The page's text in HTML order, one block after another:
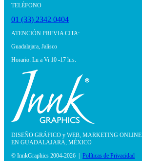
TELÉFONO
01 (33) 2342 0404
ATENCIÓN PREVIA CITA:
Guadalajara, Jalisco
Horario: Lu a Vi 10 -17 hrs.
DISEÑO GRÁFICO y WEB, MARKETING ONLINE
EN GUADALAJARA, MÉXICO
© InnkGraphics 2004-2026 | Políticas de Privacidad